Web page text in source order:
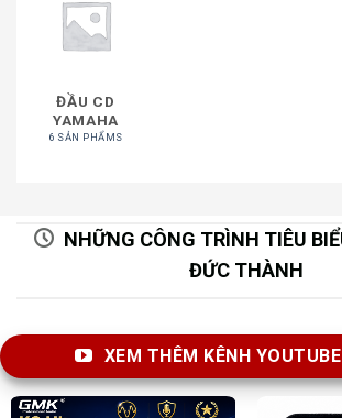
ĐẦU CD
YAMAHA
6 SẢN PHẨMS
NHỮNG CÔNG TRÌNH TIÊU
ĐỨC THÀNH
XEM THÊM KÊNH